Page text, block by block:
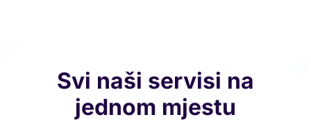
Svi naši servisi na
jednom mjestu